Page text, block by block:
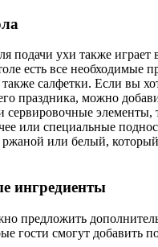
подачи ухи также
есть все необходимые
салфетки. Если вы
праздника, можно
сервировочные элементы,
или специальные
или белый,
ингредиенты
предложить
гости смогут добавить